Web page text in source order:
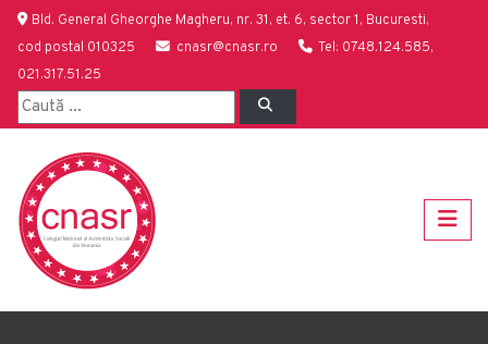
Bld. General Gheorghe Magheru, nr. 31, et. 6, sector 1, Bucuresti,
cod postal 010325
cnasr@cnasr.ro
Tel: 0748.124.585,
021.317.51.25